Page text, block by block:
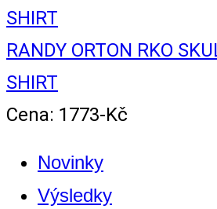
RANDY ORTON RKO
SHIRT
Cena: 1773-Kč
Novinky
Výsledky